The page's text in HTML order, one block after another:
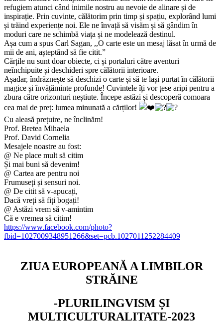
refugiem atunci când inimile nostru au nevoie de alinare și de
inspirație. Prin cuvinte, călătorim prin timp și spațiu, explorând lumi
și trăind experiențe noi. Ele ne învață să visăm și să gândim în
moduri care ne schimbă viața și ne modelează destinul.
Așa cum a spus Carl Sagan, ,,O carte este un mesaj lăsat în urmă de
mii de ani, așteptând să fie citit.”
Cărțile nu sunt doar obiecte, ci și portaluri către aventuri
neînchipuite și deschideri spre călătorii interioare.
Așadar, îndrăznește să deschizi o carte și să te lași purtat în călătorii
magice și învățăminte profunde! Cuvintele îți vor țese aripi pentru a
zbura către orizonturi neștiute. Începe astăzi și descoperă comoara
cea mai de preț: lumea minunată a cărților!
Cu aleasă prețuire, ne înclinăm!
Prof. Bretea Mihaela
Prof. David Cornelia
Mesajele noastre au fost:
@ Ne place mult să citim
Și mai buni să devenim!
@ Cartea are pentru noi
Frumuseți și sensuri noi.
@ De citit să v-apucați,
Dacă vreți să fiți bogați!
@ Astăzi vrem să v-amintim
Că e vremea să citim!
https://www.facebook.com/photo?
fbid=1027009348951266&set=pcb.1027011252284409
ZIUA EUROPEANĂ A LIMBILOR
STRĂINE
-PLURILINGVISM ȘI
MULTICULTURALITATE-2023